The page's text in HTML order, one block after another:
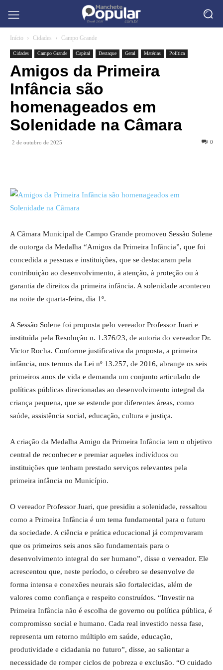
Início Cidades Campo Grande
Cidades Campo Grande Capital Destaque Geral Matérias Política
Amigos da Primeira
Infância são
homenageados em
Solenidade na Câmara
2 de outubro de 2025 0
A Câmara Municipal de Campo Grande promoveu Sessão Solene
de outorga da Medalha “Amigos da Primeira Infância”, que foi
concedida a pessoas e instituições, que se destacaram pela
contribuição ao desenvolvimento, à atenção, à proteção ou à
garantia de direitos da primeira infância. A solenidade aconteceu
na noite de quarta-feira, dia 1º.
A Sessão Solene foi proposta pelo vereador Professor Juari e
instituída pela Resolução n. 1.376/23, de autoria do vereador Dr.
Victor Rocha. Conforme justificativa da proposta, a primeira
infância, nos termos da Lei nº 13.257, de 2016, abrange os seis
primeiros anos de vida e demanda um conjunto articulado de
políticas públicas direcionadas ao desenvolvimento integral da
criança pequena, que se estende por diferentes áreas, como
saúde, assistência social, educação, cultura e justiça.
A criação da Medalha Amigo da Primeira Infância tem o objetivo
central de reconhecer e premiar aqueles indivíduos ou
instituições que tenham prestado serviços relevantes pela
primeira infância no Município.
O vereador Professor Juari, que presidiu a solenidade, ressaltou
como a Primeira Infância é um tema fundamental para o futuro
da sociedade. A ciência e prática educacional já comprovaram
que os primeiros seis anos são fundamentais para o
desenvolvimento integral do ser humano”, disse o vereador. Ele
acrescentou que, neste período, o cérebro se desenvolve de
forma intensa e conexões neurais são fortalecidas, além de
valores como confiança e respeito construídos. “Investir na
Primeira Infância não é escolha de governo ou política pública, é
compromisso social e humano. Cada real investido nessa fase,
representa um retorno múltiplo em saúde, educação,
produtividade e cidadania no futuro”, disse, ao salientar a
necessidade de romper ciclos de pobreza e exclusão. “O cuidado